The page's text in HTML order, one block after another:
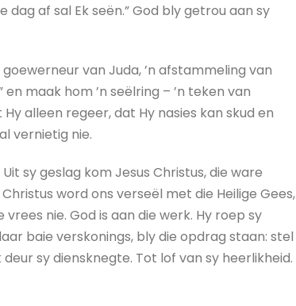
af sal Ek seën.” God bly getrou aan sy
van Juda, ’n afstammeling van
maak hom ’n seëlring – ’n teken van
alleen regeer, dat Hy nasies kan skud en
vernietig nie.
sy geslag kom Jesus Christus, die ware
word ons verseël met die Heilige Gees,
nie. God is aan die werk. Hy roep sy
baie verskonings, bly die opdrag staan: stel
sy diensknegte. Tot lof van sy heerlikheid.